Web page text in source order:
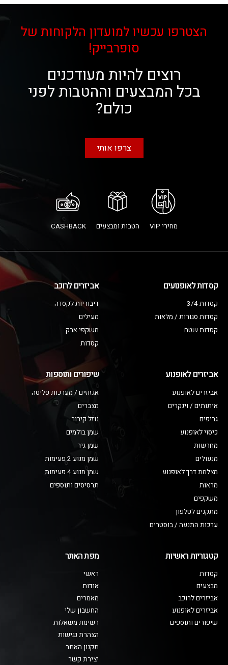
הצטרפו עכשיו למועדון הלקוחות של
סופרבייק!
רוצים להיות מעודכנים
בכל המבצעים וההטבות לפני
כולם?
צרפו אותי
מחירי VIP הטבות ומבצעים CASHBACK
קסדות לאופנועים
קסדות 3/4
קסדות סגורות / מלאות
קסדות שטח
אביזרים לרוכב
דיבוריות לקסדה
מעילים
משקפי אבק
קסדות
אביזרים לאופנוע
אביזרים לאופנוע
איתותים / וינקרים
גריפים
כיסוי לאופנוע
מחרשות
מנעולים
מצלמת דרך לאופנוע
מראות
משקפים
מתקנים לטלפון
ערכות התנעה / בוסטרים
שיפורים ותוספות
אגזוזים / מערכות פליטה
מצברים
נוזל קירור
שמן בולמים
שמן גיר
שמן מנוע 2 פעימות
שמן מנוע 4 פעימות
תרסיסים ותוספים
קטגוריות ראשיות
קסדות
מבצעים
אביזרים לרוכב
אביזרים לאופנוע
שיפורים ותוספים
מפת האתר
ראשי
אודות
מאמרים
החשבון שלי
רשימת משאלות
הצהרת נגישות
תקנון האתר
יצירת קשר